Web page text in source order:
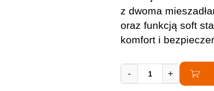
z dwoma
oraz funkcją soft
komfort i
Mieszarka
Hikoki
- +